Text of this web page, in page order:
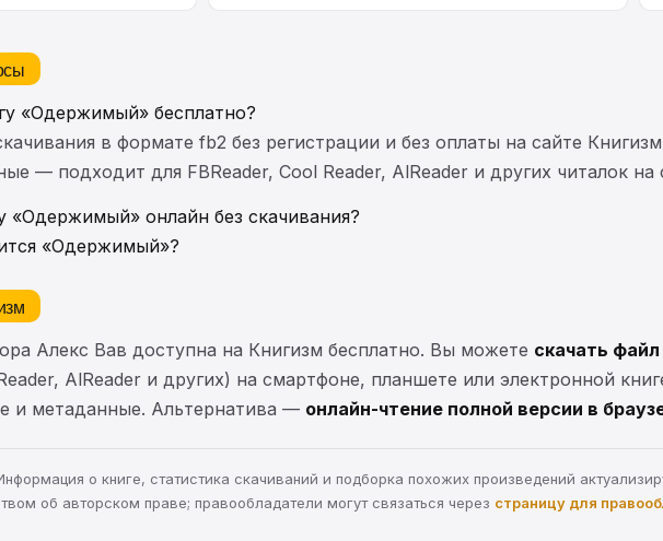
«Одержимый» бесплатно?
в формате fb2 без регистрации и без оплаты на сайте
— подходит для FBReader, Cool Reader, AlReader и других читалок
«Одержимый» онлайн без скачивания?
«Одержимый»?
Алекс Вав доступна на Книгизм бесплатно. Вы можете скачать
AlReader и других) на смартфоне, планшете или электронной
и метаданные. Альтернатива — онлайн-чтение полной версии в
о книге, статистика скачиваний и подборка похожих произведений
об авторском праве; правообладатели могут связаться через страницу для